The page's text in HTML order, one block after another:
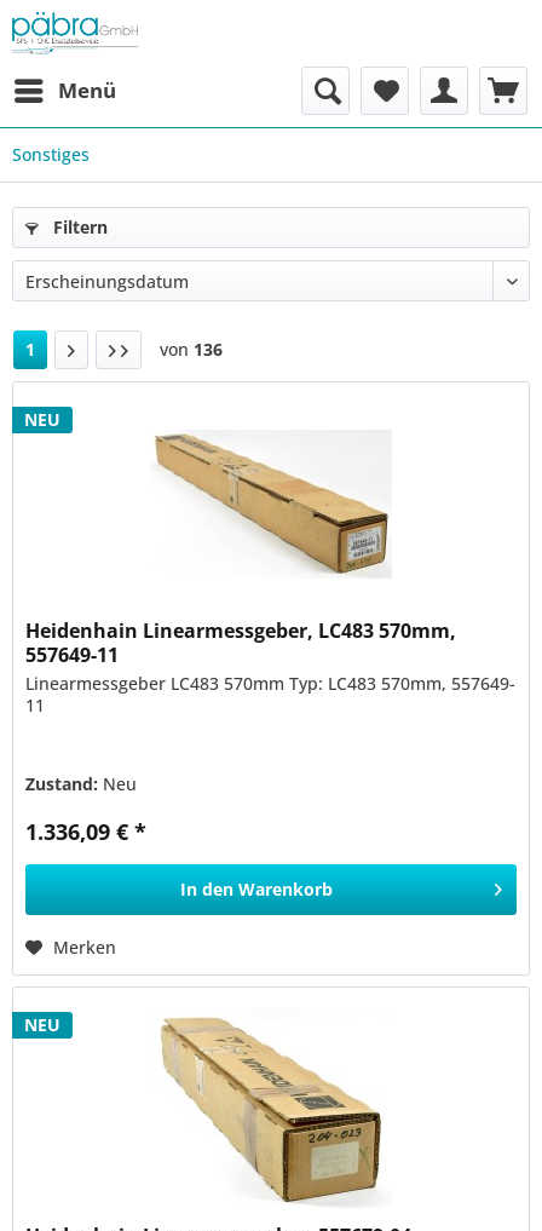
Menü
Sonstiges
Filtern
1 von 136
NEU
Heidenhain Linearmessgeber, LC483 570mm,
557649-11
Linearmessgeber LC483 570mm Typ: LC483 570mm, 557649-
11
Zustand: Neu
1.336,09 € *
In den Warenkorb
Merken
NEU